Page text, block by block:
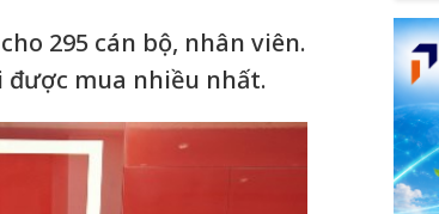
295 cán bộ, nhân viên.
được mua nhiều nhất.